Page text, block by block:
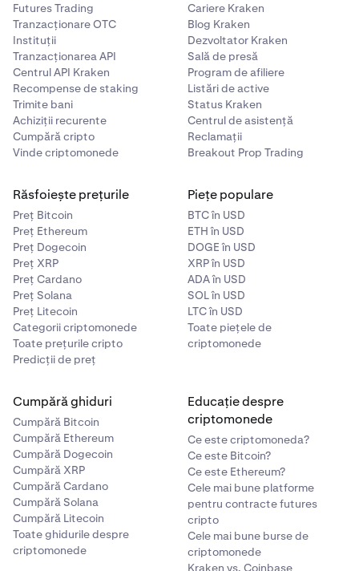
Futures Trading
Tranzacționare OTC
Instituții
Tranzacționarea API
Centrul API Kraken
Recompense de staking
Trimite bani
Achiziții recurente
Cumpără cripto
Vinde criptomonede
Cariere Kraken
Blog Kraken
Dezvoltator Kraken
Sală de presă
Program de afiliere
Listări de active
Status Kraken
Centrul de asistență
Reclamații
Breakout Prop Trading
Răsfoiește prețurile
Preț Bitcoin
Preț Ethereum
Preț Dogecoin
Preț XRP
Preț Cardano
Preț Solana
Preț Litecoin
Categorii criptomonede
Toate prețurile cripto
Predicții de preț
Piețe populare
BTC în USD
ETH în USD
DOGE în USD
XRP în USD
ADA în USD
SOL în USD
LTC în USD
Toate piețele de
criptomonede
Cumpără ghiduri
Cumpără Bitcoin
Cumpără Ethereum
Cumpără Dogecoin
Cumpără XRP
Cumpără Cardano
Cumpără Solana
Cumpără Litecoin
Toate ghidurile despre
criptomonede
Educație despre
criptomonede
Ce este criptomoneda?
Ce este Bitcoin?
Ce este Ethereum?
Cele mai bune platforme
pentru contracte futures
cripto
Cele mai bune burse de
criptomonede
Kraken vs. Coinbase